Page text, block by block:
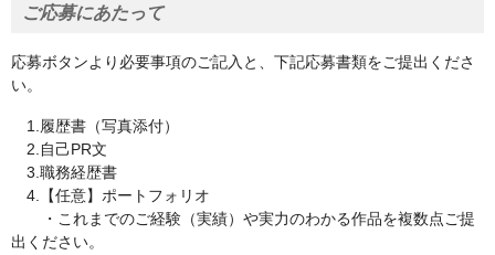
ご応募にあたって
応募ボタンより必要事項のご記入と、下記応募書類をご提出くださ
い。
1.履歴書（写真添付）
2.自己PR文
3.職務経歴書
4.【任意】ポートフォリオ
・これまでのご経験（実績）や実力のわかる作品を複数点ご提
出ください。